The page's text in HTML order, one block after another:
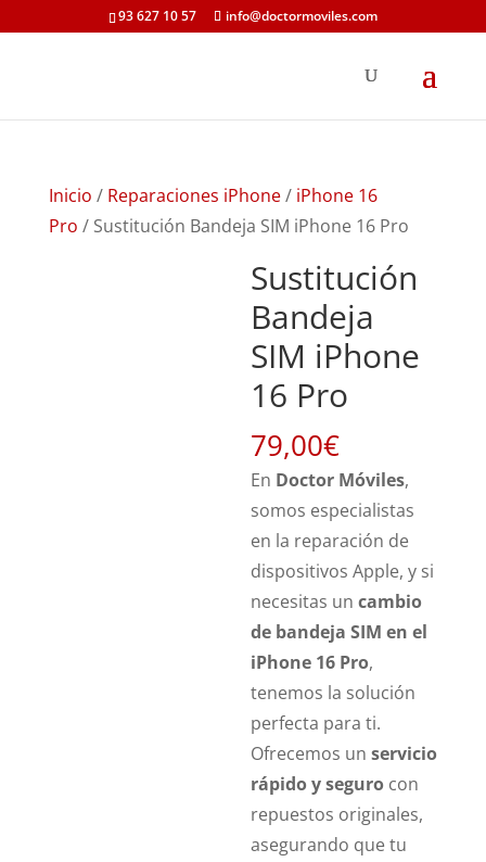
93 627 10 57 info@doctormoviles.com
Inicio / Reparaciones iPhone/ iPhone 16
Pro / Sustitución Bandeja SIM iPhone 16 Pro
Sustitución
Bandeja
SIM iPhone
16 Pro
79,00€
En Doctor Móviles,
somos especialistas
en la reparación de
dispositivos Apple, y si
necesitas uncambio
de bandeja SIM en el
iPhone 16 Pro,
tenemos la solución
perfecta para ti.
Ofrecemos unservicio
rápido y seguro con
repuestos originales,
asegurando que tu